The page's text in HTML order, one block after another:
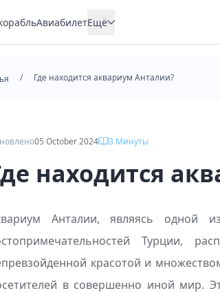
АвиабилетЕщё
Отель
/ Где находится аквариум Анталии?
05 October 2024 3 Минуты
находится
Анталии, являясь одной
Турции,
красотой и
в совершенно иной мир.